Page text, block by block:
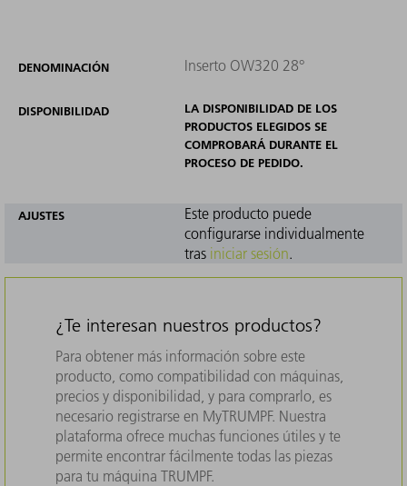
DENOMINACIÓN Inserto OW320 28°
DISPONIBILIDAD
LA DISPONIBILIDAD DE LOS
PRODUCTOS ELEGIDOS SE
COMPROBARÁ DURANTE EL
PROCESO DE PEDIDO.
AJUSTES
Este producto puede
configurarse individualmente
tras iniciar sesión.
¿Te interesan nuestros productos?
Para obtener más información sobre este
producto, como compatibilidad con máquinas,
precios y disponibilidad, y para comprarlo, es
necesario registrarse en MyTRUMPF. Nuestra
plataforma ofrece muchas funciones útiles y te
permite encontrar fácilmente todas las piezas
para tu máquina TRUMPF.